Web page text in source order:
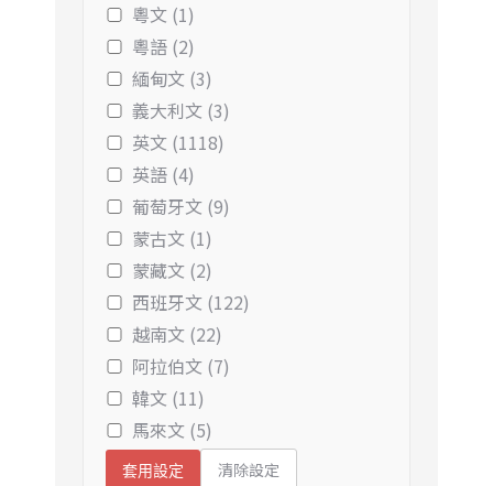
粵文 (1)
粵語 (2)
緬甸文 (3)
義大利文 (3)
英文 (1118)
英語 (4)
葡萄牙文 (9)
蒙古文 (1)
蒙藏文 (2)
西班牙文 (122)
越南文 (22)
阿拉伯文 (7)
韓文 (11)
馬來文 (5)
套用設定 清除設定